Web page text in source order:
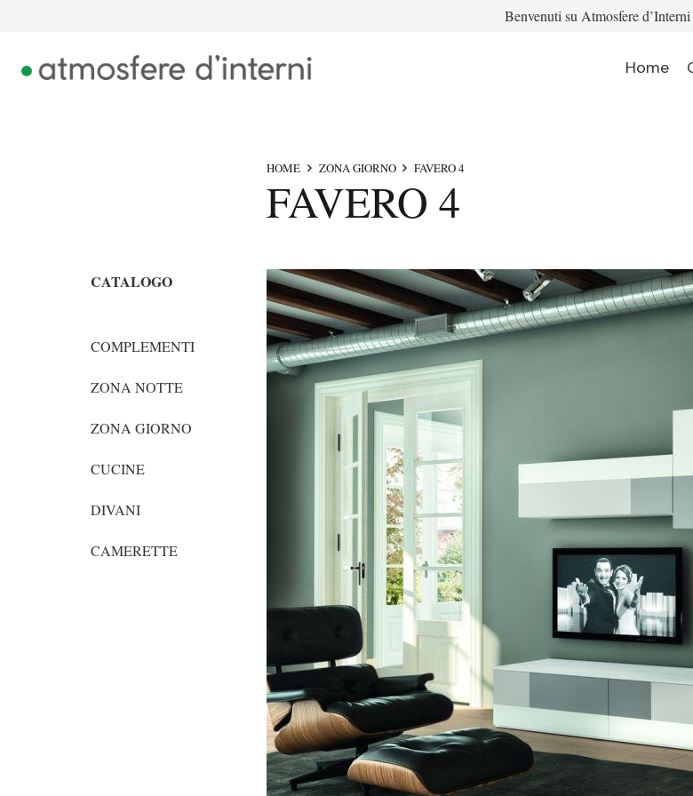
Benvenuti su Atmosfere d’Interni
Home
HOME ZONA GIORNO FAVERO 4
FAVERO 4
CATALOGO
COMPLEMENTI
ZONA NOTTE
ZONA GIORNO
CUCINE
DIVANI
CAMERETTE